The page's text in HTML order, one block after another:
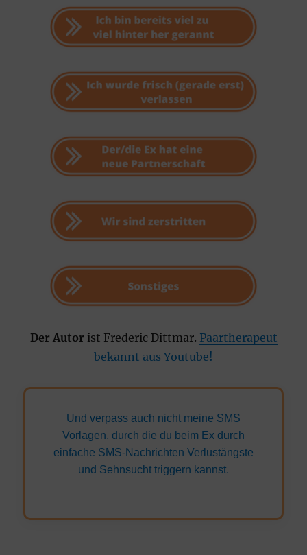
Der Autor ist Frederic Dittmar. Paartherapeut
bekannt aus Youtube!
Und verpass auch nicht meine SMS
Vorlagen, durch die du beim Ex durch
einfache SMS-Nachrichten Verlustängste
und Sehnsucht triggern kannst.